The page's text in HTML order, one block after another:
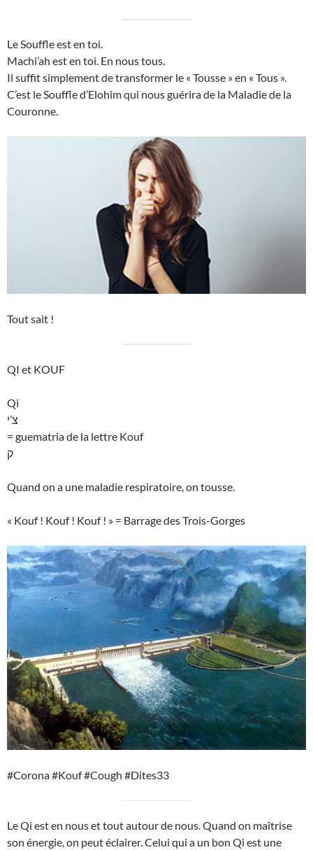
Le Souffle est en toi.
Machi’ah est en toi. En nous tous.
Il suffit simplement de transformer le « Tousse » en « Tous ».
C’est le Souffle d’Elohim qui nous guérira de la Maladie de la
Couronne.
Tout sait !
QI et KOUF
Qi
צ’י
= guematria de la lettre Kouf
ק
Quand on a une maladie respiratoire, on tousse.
« Kouf ! Kouf ! Kouf ! » = Barrage des Trois-Gorges
#Corona #Kouf #Cough #Dites33
Le Qi est en nous et tout autour de nous. Quand on maîtrise
son énergie, on peut éclairer. Celui qui a un bon Qi est une